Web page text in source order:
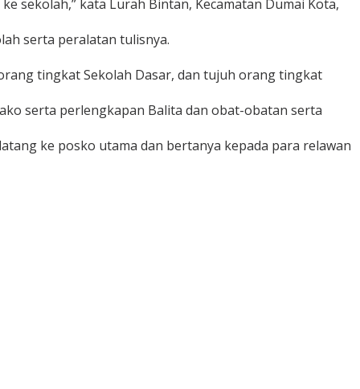
sekolah,” kata Lurah Bintan, Kecamatan Dumai Kota,
serta peralatan tulisnya.
tingkat Sekolah Dasar, dan tujuh orang tingkat
serta perlengkapan Balita dan obat-obatan serta
ke posko utama dan bertanya kepada para relawan